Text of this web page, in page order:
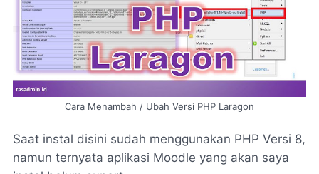
Cara Menambah / Ubah Versi PHP Laragon
Saat instal disini sudah menggunakan PHP Versi 8,
namun ternyata aplikasi Moodle yang akan saya